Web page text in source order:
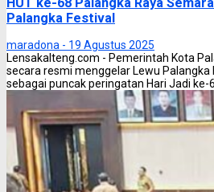
Palangka Festival
maradona - 19 Agustus 2025
Lensakalteng.com - Pemerintah Kota
secara resmi menggelar Lewu Palangka
sebagai puncak peringatan Hari Jadi ke-